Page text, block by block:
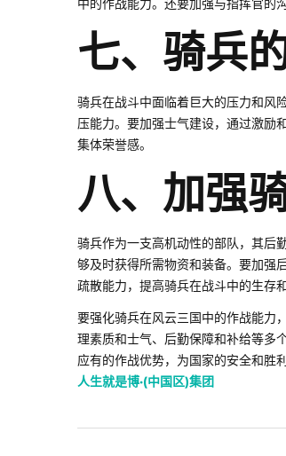
中的作战能力。还要加强与指挥官的
七、骑兵
骑兵在战斗中面临着巨大的压力和风
压能力。要加强士气建设，通过激励
集体荣誉感。
八、加强
骑兵作为一支高机动性的部队，其后
够及时获得所需物资和装备。要加强
疏散能力，提高骑兵在战斗中的生存
要强化骑兵在风云三国中的作战能力
理素质和士气、后勤保障和补给等多
应有的作战优势，为国家的安全和胜
人生就是博·(中国区)集团